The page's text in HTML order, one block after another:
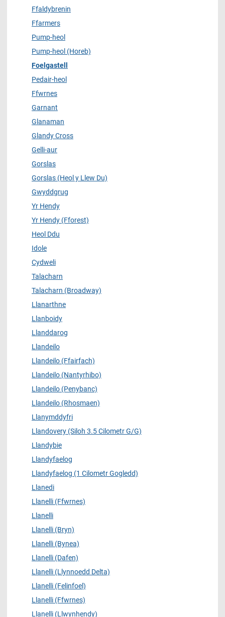
Ffaldybrenin
Ffarmers
Pump-heol
Pump-heol (Horeb)
Foelgastell
Pedair-heol
Ffwrnes
Garnant
Glanaman
Glandy Cross
Gelli-aur
Gorslas
Gorslas (Heol y Llew Du)
Gwyddgrug
Yr Hendy
Yr Hendy (Fforest)
Heol Ddu
Idole
Cydweli
Talacharn
Talacharn (Broadway)
Llanarthne
Llanboidy
Llanddarog
Llandeilo
Llandeilo (Ffairfach)
Llandeilo (Nantyrhibo)
Llandeilo (Penybanc)
Llandeilo (Rhosmaen)
Llanymddyfri
Llandovery (Siloh 3.5 Cilometr G/G)
Llandybie
Llandyfaelog
Llandyfaelog (1 Cilometr Gogledd)
Llanedi
Llanelli (Ffwrnes)
Llanelli
Llanelli (Bryn)
Llanelli (Bynea)
Llanelli (Dafen)
Llanelli (Llynnoedd Delta)
Llanelli (Felinfoel)
Llanelli (Ffwrnes)
Llanelli (Llwynhendy)